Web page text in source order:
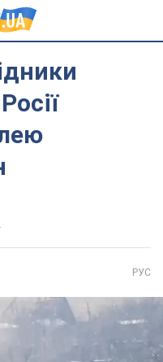
РУС